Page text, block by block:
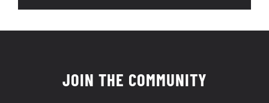
JOIN THE COMMUNITY